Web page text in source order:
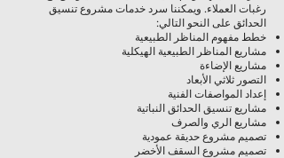
رغبات العملاء. ويمكننا سرد خدمات مشروع تنسيق
الحدائق على النحو التالي:
خطط مفهوم المناظر الطبيعية
مشاريع المناظر الطبيعية الهيكلية
مشاريع الإضاءة
التصور ثلاثي الأبعاد
إعداد المواصفات الفنية
مشاريع تنسيق الحدائق النباتية
مشاريع الري والصرف
تصميم مشروع حديقة عمودية
تصميم مشروع السقف الأخضر